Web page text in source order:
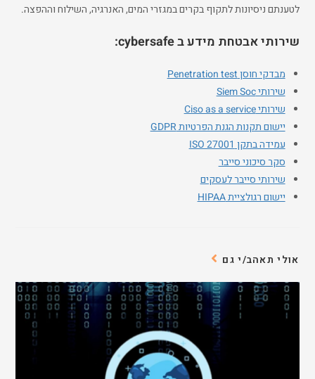
לטענתם ניסיונות לתקוף בקרים במגזרי המים, האנרגיה, השילוח וההפצה.
שירותי אבטחת מידע ב cybersafe:
מבדקי חוסן Penetration test
שירותי Siem Soc
שירותי Ciso as a service
יישום תקנות הגנת הפרטיות GDPR
עמידה בתקן ISO 27001
סקר סיכוני סייבר
שירותי סייבר לעסקים
יישום רגולציית HIPAA
אולי תאהב/י גם